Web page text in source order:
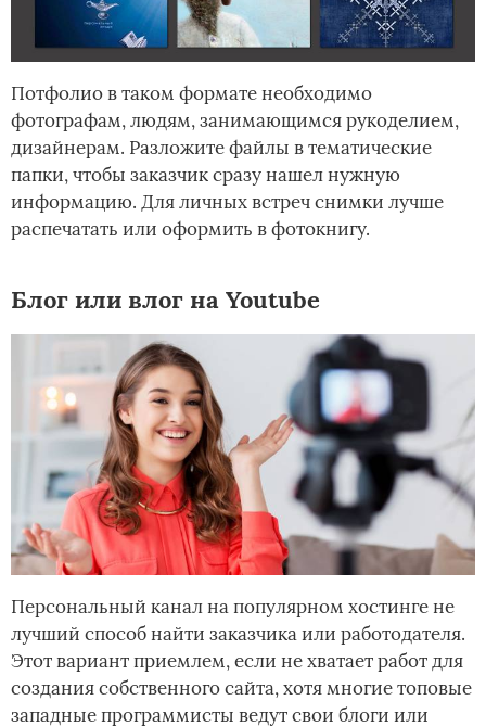
Потфолио в таком формате необходимо
фотографам, людям, занимающимся рукоделием,
дизайнерам. Разложите файлы в тематические
папки, чтобы заказчик сразу нашел нужную
информацию. Для личных встреч снимки лучше
распечатать или оформить в фотокнигу.
Блог или влог на Youtube
Персональный канал на популярном хостинге не
лучший способ найти заказчика или работодателя.
Этот вариант приемлем, если не хватает работ для
создания собственного сайта, хотя многие топовые
западные программисты ведут свои блоги или